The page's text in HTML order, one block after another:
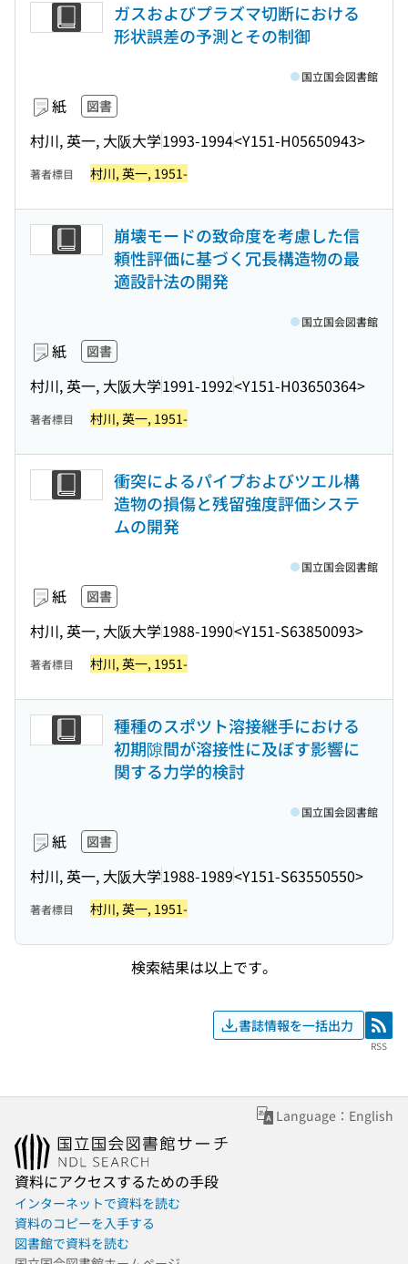
ガスおよびプラズマ切断における
形状誤差の予測とその制御
紙 図書
村川, 英一, 大阪大学1993-1994<Y151-H05650943>
国立国会図書館
著者標目 村川, 英一, 1951-
崩壊モードの致命度を考慮した信
頼性評価に基づく冗長構造物の最
適設計法の開発
紙 図書
村川, 英一, 大阪大学1991-1992<Y151-H03650364>
国立国会図書館
著者標目 村川, 英一, 1951-
衝突によるパイプおよびツエル構
造物の損傷と残留強度評価システ
ムの開発
紙 図書
村川, 英一, 大阪大学1988-1990<Y151-S63850093>
国立国会図書館
著者標目 村川, 英一, 1951-
種種のスポツト溶接継手における
初期隙間が溶接性に及ぼす影響に
関する力学的検討
紙 図書
村川, 英一, 大阪大学1988-1989<Y151-S63550550>
国立国会図書館
著者標目 村川, 英一, 1951-
検索結果は以上です。
書誌情報を一括出力 RSS
RSS
Language：English
資料にアクセスするための手段
インターネットで資料を読む
資料のコピーを入手する
図書館で資料を読む